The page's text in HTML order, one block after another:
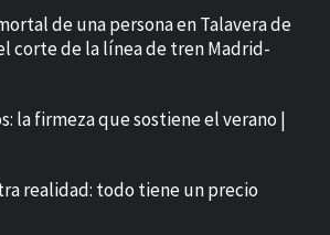
de una persona en Talavera de
corte de la línea de tren Madrid-
la firmeza que sostiene el verano |
realidad: todo tiene un precio